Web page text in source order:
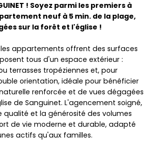
! Soyez parmi les premiers à
neuf à 5 min. de la plage,
sur la forêt et l'église !
les appartements offrent des surfaces
tous d'un espace extérieur :
terrasses tropéziennes et, pour
orientation, idéale pour bénéficier
renforcée et de vues dégagées
de Sanguinet. L'agencement soigné,
qualité et la générosité des volumes
de vie moderne et durable, adapté
actifs qu'aux familles.